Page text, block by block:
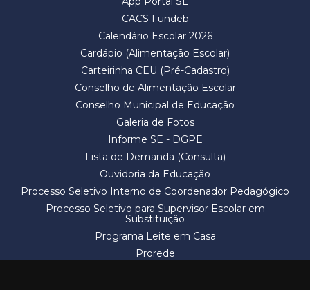
CACS Fundeb
Calendário Escolar 2026
Cardápio (Alimentação Escolar)
Carteirinha CEU (Pré-Cadastro)
Conselho de Alimentação Escolar
Conselho Municipal de Educação
Galeria de Fotos
Informe SE - DGPE
Lista de Demanda (Consulta)
Ouvidoria da Educação
Processo Seletivo Interno de Coordenador Pedagógico
Processo Seletivo para Supervisor Escolar em
Substituição
Programa Leite em Casa
Prorede